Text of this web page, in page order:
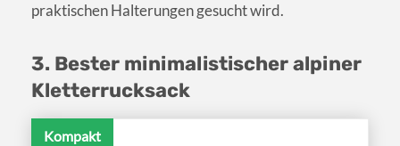
praktischen Halterungen gesucht wird.
3. Bester minimalistischer alpiner
Kletterrucksack
Kompakt